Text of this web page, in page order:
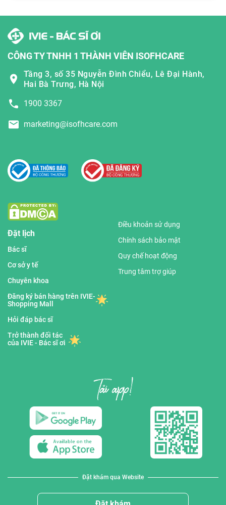
CÔNG TY TNHH 1 THÀNH VIÊN ISOFHCARE
Tầng 3, số 35 Nguyễn Đình Chiểu, Lê Đại Hành,
Hai Bà Trưng, Hà Nội
1900 3367
marketing@isofhcare.com
Đặt lịch
Bác sĩ
Cơ sở y tế
Chuyên khoa
Đăng ký bán hàng trên IVIE-
Shopping Mall
Hỏi đáp bác sĩ
Trở thành đối tác
của IVIE - Bác sĩ ơi
Điều khoản sử dụng
Chính sách bảo mật
Quy chế hoạt động
Trung tâm trợ giúp
Đặt khám qua Website